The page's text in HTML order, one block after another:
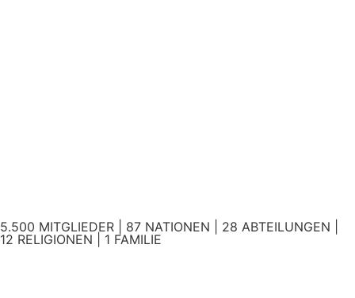
5.500 MITGLIEDER | 87 NATIONEN | 28 ABTEILUNGEN |
12 RELIGIONEN | 1 FAMILIE